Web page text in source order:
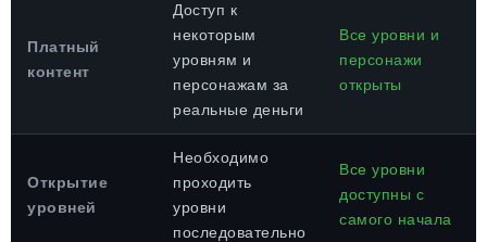
Платный
контент
Доступ к
некоторым
уровням и
персонажам за
реальные деньги
Все уровни и
персонажи
открыты
Открытие
уровней
Необходимо
проходить
уровни
последовательно
Все уровни
доступны с
самого начала